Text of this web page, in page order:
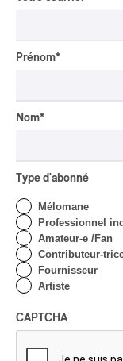
Prénom*
Nom*
Type d'abonné
Mélomane
Professionnel
Amateur-e /Fan
Contributeur-
Fournisseur
Artiste
CAPTCHA